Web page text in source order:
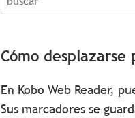
buscar
Cómo
En Kobo Web Reader,
Sus marcadores se